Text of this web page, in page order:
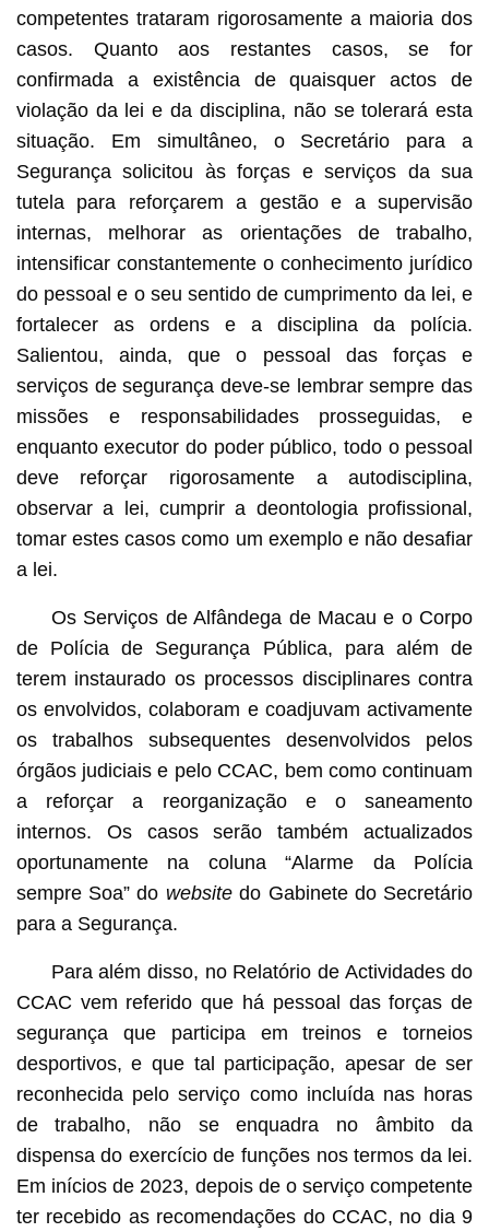
competentes trataram rigorosamente a maioria dos
casos. Quanto aos restantes casos, se for
confirmada a existência de quaisquer actos de
violação da lei e da disciplina, não se tolerará esta
situação. Em simultâneo, o Secretário para a
Segurança solicitou às forças e serviços da sua
tutela para reforçarem a gestão e a supervisão
internas, melhorar as orientações de trabalho,
intensificar constantemente o conhecimento jurídico
do pessoal e o seu sentido de cumprimento da lei, e
fortalecer as ordens e a disciplina da polícia.
Salientou, ainda, que o pessoal das forças e
serviços de segurança deve-se lembrar sempre das
missões e responsabilidades prosseguidas, e
enquanto executor do poder público, todo o pessoal
deve reforçar rigorosamente a autodisciplina,
observar a lei, cumprir a deontologia profissional,
tomar estes casos como um exemplo e não desafiar
a lei.
Os Serviços de Alfândega de Macau e o Corpo
de Polícia de Segurança Pública, para além de
terem instaurado os processos disciplinares contra
os envolvidos, colaboram e coadjuvam activamente
os trabalhos subsequentes desenvolvidos pelos
órgãos judiciais e pelo CCAC, bem como continuam
a reforçar a reorganização e o saneamento
internos. Os casos serão também actualizados
oportunamente na coluna “Alarme da Polícia
sempre Soa” do websitedo Gabinete do Secretário
para a Segurança.
Para além disso, no Relatório de Actividades do
CCAC vem referido que há pessoal das forças de
segurança que participa em treinos e torneios
desportivos, e que tal participação, apesar de ser
reconhecida pelo serviço como incluída nas horas
de trabalho, não se enquadra no âmbito da
dispensa do exercício de funções nos termos da lei.
Em inícios de 2023, depois de o serviço competente
ter recebido as recomendações do CCAC, no dia 9